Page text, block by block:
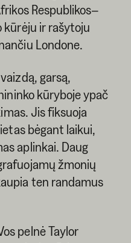
Respublikos–
kūrėju ir rašytoju
Londone.
garsą,
kūryboje ypač
Jis fiksuoja
bėgant laikui,
aplinkai. Daug
žmonių
ten randamus
pelnė Taylor